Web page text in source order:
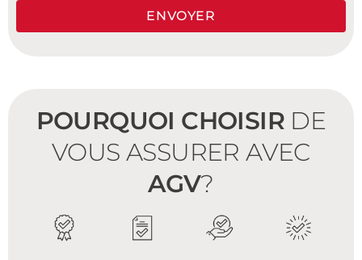
ENVOYER
POURQUOI CHOISIR DE
VOUS ASSURER AVEC
AGV?